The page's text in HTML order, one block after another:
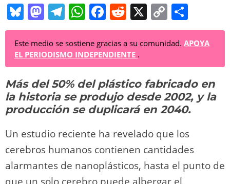
Bl
u
e
sk
y
M
a
st
o
d
o
n
T
el
e
gr
a
m
W
h
at
s
A
p
p
F
a
c
e
b
o
o
k
R
e
d
di
t
X C
o
p
Li
n
k
o
m
ar
tir
Este medio se sostiene gracias a su comunidad. APOYA
EL PERIODISMO INDEPENDIENTE .
Más del 50% del plástico fabricado en
la historia se produjo desde 2002, y la
producción se duplicará en 2040.
Un estudio reciente ha revelado que los
cerebros humanos contienen cantidades
alarmantes de nanoplásticos, hasta el punto de